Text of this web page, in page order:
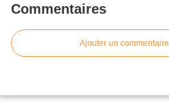
Commentaires
Ajouter un commentaire